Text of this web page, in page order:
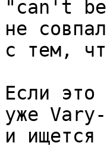
"can't be
не совпал
с тем,
Если это
уже Vary-
и ищется